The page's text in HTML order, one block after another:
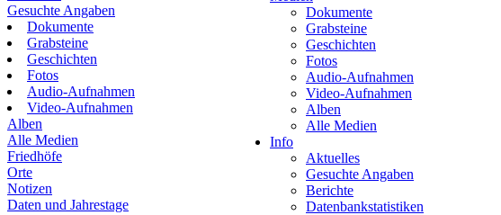
Gesuchte Angaben
Dokumente
Grabsteine
Geschichten
Fotos
Audio-Aufnahmen
Video-Aufnahmen
Alben
Alle Medien
Friedhöfe
Orte
Notizen
Daten und Jahrestage
Dokumente
Grabsteine
Geschichten
Fotos
Audio-Aufnahmen
Video-Aufnahmen
Alben
Alle Medien
Info
Aktuelles
Gesuchte Angaben
Berichte
Datenbankstatistiken